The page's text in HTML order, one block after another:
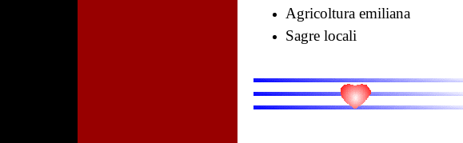
Agricoltura emiliana
Sagre locali